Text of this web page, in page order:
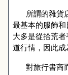
所謂的雜貨
最基本的服飾
大多是從拾荒
道行情，因此成
對旅行書商